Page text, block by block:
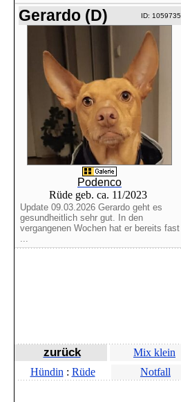
Gerardo (D) ID: 1059735
Podenco
Rüde geb. ca. 11/2023
Update 09.03.2026 Gerardo geht es
gesundheitlich sehr gut. In den
vergangenen Wochen hat er bereits fast
...
zurück Mix klein
Hündin : Rüde Notfall